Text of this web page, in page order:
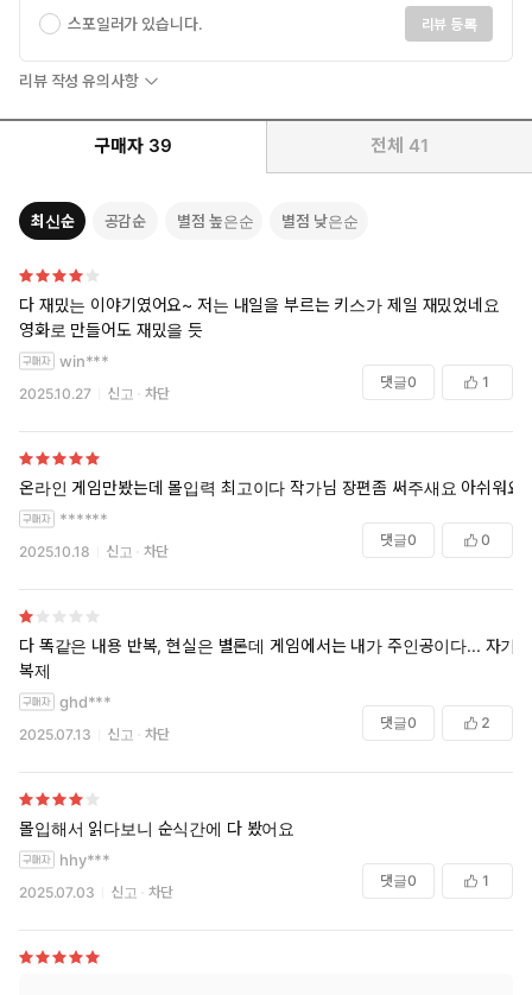
스포일러가 있습니다. 리뷰 등록
리뷰 작성 유의사항
구매자 39 전체 41
최신순 공감순 별점 높은순 별점 낮은순
다 재밌는 이야기였어요~ 저는 내일을 부르는 키스가 제일 재밌었네요
영화로 만들어도 재밌을 듯
win***
2025.10.27 신고 차단
댓글0 1
온라인 게임만봤는데 몰입력 최고이다 작가님 장편좀 써주새요 아쉬워요
******
2025.10.18 신고 차단
댓글0 0
다 똑같은 내용 반복, 현실은 별론데 게임에서는 내가 주인공이다... 자기
복제
ghd***
2025.07.13 신고 차단
댓글0 2
몰입해서 읽다보니 순식간에 다 봤어요
hhy***
2025.07.03 신고 차단
댓글0 1